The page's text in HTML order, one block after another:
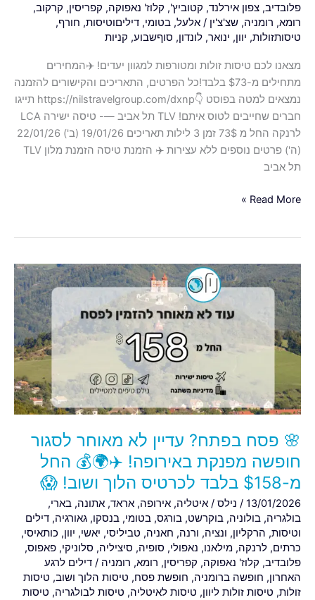
פלובדיב, צפון אירלנד, קטוביץ', קלוז' נאפוקה, קפריסין, קרקוב,
רומא, רומניה, שצ'צ'ין / אלעל, בטומי, דיליםוטיסות, חורף,
טיסותזולות, יוון, ינואר, לונדון, סוףשבוע, קניות
מצאנו לכם טיסות זולות ומטורפות למגוון יעדים! ✈️המחירים
מתחילים מ-$73 בלבד!כל הפרטים, התאריכים והקישורים להזמנה
נמצאים למטה בפוסט 👇https://nilstravelgroup.com/dxnp תייגו
חברים שחייבים לטוס איתם! TLV תל אביב —- טיסה ישירה LCA
לרנקה החל מ 73$ זמן 3 לילות תאריכים 19/01/26 (ב') 22/01/26
(ה') פרטים נוספים ללא עצירות ✈️ הזמנת טיסה הזמנת מלון TLV
תל אביב
Read More »
🌸 פסח בפתח? עדיין לא מאוחר לסגור
חופשה מפנקת באירופה! ✈️🌍💰 החל
מ-$158 בלבד לכרטיס הלוך ושוב! 😱
13/01/2026
/ נילס / איטליה, אירופה, אראד, אתונה, בארי,
בולגריה, בולוניה, בוקרשט, בורגס, בטומי, בנסקו, גאורגיה, דילים
וטיסות, הרקליון, ונציה, ורנה, חאניה, טביליסי, יאשי, יוון, כותאיסי,
כרתים, לרנקה, מילאנו, נאפולי, סופיה, סיציליה, סלוניקי, פאפוס,
פלובדיב, קלוז' נאפוקה, קפריסין, רומא, רומניה / דילים לרגע
האחרון, חופשה ברומניה, חופשת פסח, טיסות הלוך ושוב, טיסות
זולות, טיסות זולות ליוון, טיסות לאיטליה, טיסות לבולגריה, טיסות
🌸
פסח
בפתח?
עדיין
לא
מאוחר
חופשה
מפנקת
✈️
🌍
החל
מ-$158
בלבד
לכרטיס
הלוך
ושוב!
😱